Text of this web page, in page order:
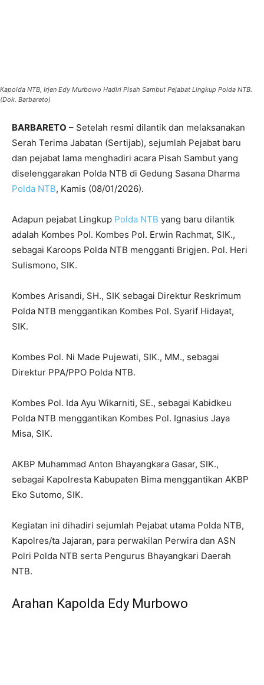
Kapolda NTB, Irjen Edy Murbowo Hadiri Pisah Sambut Pejabat Lingkup Polda NTB.
(Dok. Barbareto)
BARBARETO – Setelah resmi dilantik dan melaksanakan
Serah Terima Jabatan (Sertijab), sejumlah Pejabat baru
dan pejabat lama menghadiri acara Pisah Sambut yang
diselenggarakan Polda NTB di Gedung Sasana Dharma
Polda NTB, Kamis (08/01/2026).
Adapun pejabat Lingkup Polda NTB yang baru dilantik
adalah Kombes Pol. Kombes Pol. Erwin Rachmat, SIK.,
sebagai Karoops Polda NTB mengganti Brigjen. Pol. Heri
Sulismono, SIK.
Kombes Arisandi, SH., SIK sebagai Direktur Reskrimum
Polda NTB menggantikan Kombes Pol. Syarif Hidayat,
SIK.
Kombes Pol. Ni Made Pujewati, SIK., MM., sebagai
Direktur PPA/PPO Polda NTB.
Kombes Pol. Ida Ayu Wikarniti, SE., sebagai Kabidkeu
Polda NTB menggantikan Kombes Pol. Ignasius Jaya
Misa, SIK.
AKBP Muhammad Anton Bhayangkara Gasar, SIK.,
sebagai Kapolresta Kabupaten Bima menggantikan AKBP
Eko Sutomo, SIK.
Kegiatan ini dihadiri sejumlah Pejabat utama Polda NTB,
Kapolres/ta Jajaran, para perwakilan Perwira dan ASN
Polri Polda NTB serta Pengurus Bhayangkari Daerah
NTB.
Arahan Kapolda Edy Murbowo